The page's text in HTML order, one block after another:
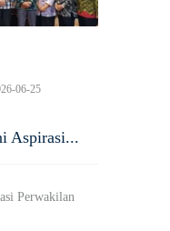
06-25
Aspirasi...
Perwakilan